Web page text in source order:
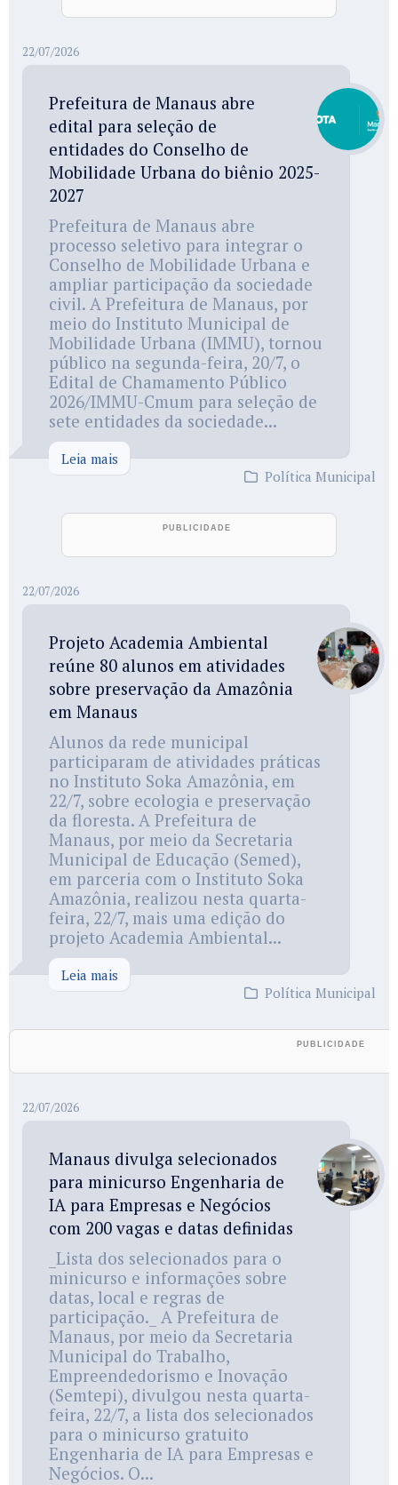
22/07/2026
Prefeitura de Manaus abre
edital para seleção de
entidades do Conselho de
Mobilidade Urbana do biênio 2025-
2027
Prefeitura de Manaus abre
processo seletivo para integrar o
Conselho de Mobilidade Urbana e
ampliar participação da sociedade
civil. A Prefeitura de Manaus, por
meio do Instituto Municipal de
Mobilidade Urbana (IMMU), tornou
público na segunda-feira, 20/7, o
Edital de Chamamento Público
2026/IMMU-Cmum para seleção de
sete entidades da sociedade...
Leia mais
Política Municipal
22/07/2026
Projeto Academia Ambiental
reúne 80 alunos em atividades
sobre preservação da Amazônia
em Manaus
Alunos da rede municipal
participaram de atividades práticas
no Instituto Soka Amazônia, em
22/7, sobre ecologia e preservação
da floresta. A Prefeitura de
Manaus, por meio da Secretaria
Municipal de Educação (Semed),
em parceria com o Instituto Soka
Amazônia, realizou nesta quarta-
feira, 22/7, mais uma edição do
projeto Academia Ambiental...
Leia mais
Política Municipal
22/07/2026
Manaus divulga selecionados
para minicurso Engenharia de
IA para Empresas e Negócios
com 200 vagas e datas definidas
_Lista dos selecionados para o
minicurso e informações sobre
datas, local e regras de
participação._ A Prefeitura de
Manaus, por meio da Secretaria
Municipal do Trabalho,
Empreendedorismo e Inovação
(Semtepi), divulgou nesta quarta-
feira, 22/7, a lista dos selecionados
para o minicurso gratuito
Engenharia de IA para Empresas e
Negócios. O...